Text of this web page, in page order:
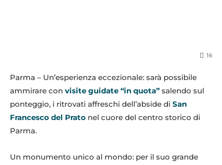
16
Parma – Un’esperienza eccezionale: sarà possibile
ammirare con visite guidate “in quota” salendo sul
ponteggio, i ritrovati affreschi dell’abside di San
Francesco del Prato nel cuore del centro storico di
Parma.
Un monumento unico al mondo: per il suo grande